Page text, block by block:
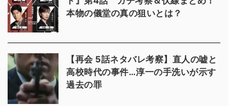
本物の儀堂の真の狙いとは？
【再会 5話ネタバレ考察】直人の嘘と
高校時代の事件…淳一の手洗いが示す
過去の罪